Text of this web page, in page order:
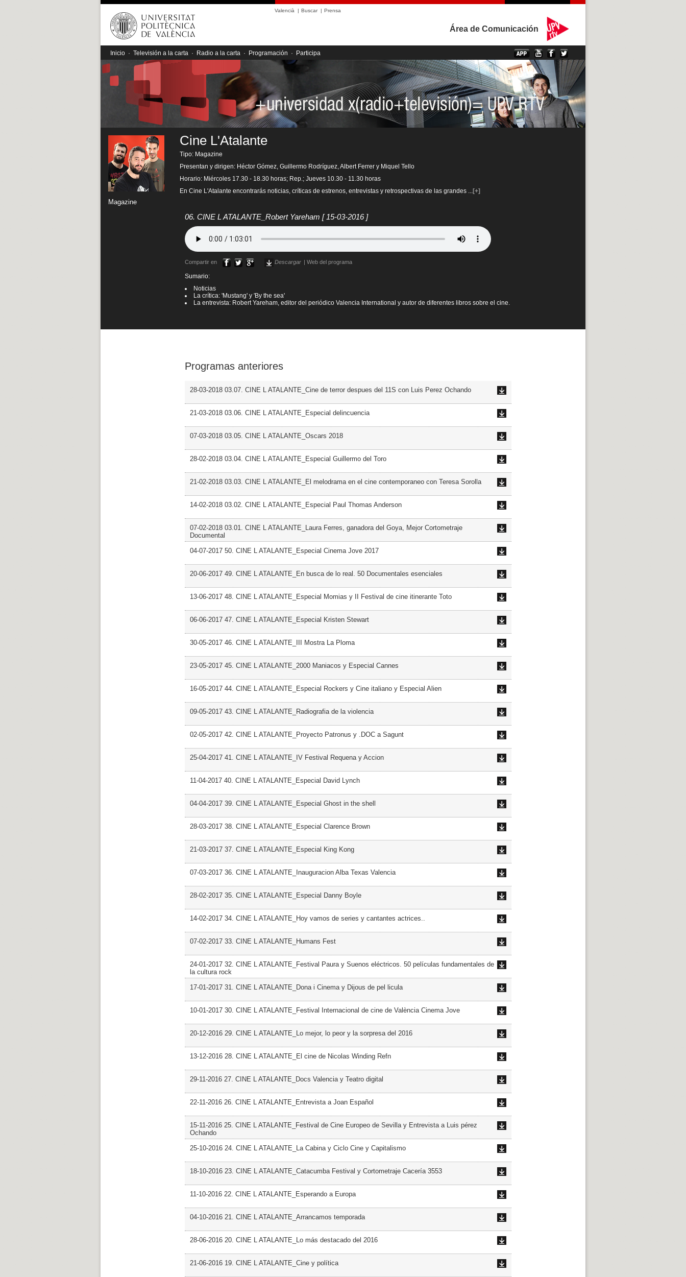
Valencià | Buscar| Prensa
Área de Comunicación
Inicio · Televisión a la carta · Radio a la carta · Programación · Participa
Magazine
Cine L'Atalante
Tipo: Magazine
Presentan y dirigen: Héctor Gómez, Guillermo Rodríguez, Albert Ferrer y Miquel Tello
Horario: Miércoles 17.30 - 18.30 horas; Rep.; Jueves 10.30 - 11.30 horas
En Cine L'Atalante encontrarás noticias, críticas de estrenos, entrevistas y retrospectivas de las grandes ...[+]
06. CINE L ATALANTE_Robert Yareham [ 15-03-2016 ]
Compartir en Descargar Web del programa
Sumario:
Noticias
La crítica: 'Mustang' y 'By the sea'
La entrevista: Robert Yareham, editor del periódico Valencia International y autor de diferentes libros sobre el cine.
Programas anteriores
28-03-2018 03.07. CINE L ATALANTE_Cine de terror despues del 11S con Luis Perez Ochando
21-03-2018 03.06. CINE L ATALANTE_Especial delincuencia
07-03-2018 03.05. CINE L ATALANTE_Oscars 2018
28-02-2018 03.04. CINE L ATALANTE_Especial Guillermo del Toro
21-02-2018 03.03. CINE L ATALANTE_El melodrama en el cine contemporaneo con Teresa Sorolla
14-02-2018 03.02. CINE L ATALANTE_Especial Paul Thomas Anderson
07-02-2018 03.01. CINE L ATALANTE_Laura Ferres, ganadora del Goya, Mejor Cortometraje
Documental
04-07-2017 50. CINE L ATALANTE_Especial Cinema Jove 2017
20-06-2017 49. CINE L ATALANTE_En busca de lo real. 50 Documentales esenciales
13-06-2017 48. CINE L ATALANTE_Especial Momias y II Festival de cine itinerante Toto
06-06-2017 47. CINE L ATALANTE_Especial Kristen Stewart
30-05-2017 46. CINE L ATALANTE_III Mostra La Ploma
23-05-2017 45. CINE L ATALANTE_2000 Maniacos y Especial Cannes
16-05-2017 44. CINE L ATALANTE_Especial Rockers y Cine italiano y Especial Alien
09-05-2017 43. CINE L ATALANTE_Radiografia de la violencia
02-05-2017 42. CINE L ATALANTE_Proyecto Patronus y .DOC a Sagunt
25-04-2017 41. CINE L ATALANTE_IV Festival Requena y Accion
11-04-2017 40. CINE L ATALANTE_Especial David Lynch
04-04-2017 39. CINE L ATALANTE_Especial Ghost in the shell
28-03-2017 38. CINE L ATALANTE_Especial Clarence Brown
21-03-2017 37. CINE L ATALANTE_Especial King Kong
07-03-2017 36. CINE L ATALANTE_Inauguracion Alba Texas Valencia
28-02-2017 35. CINE L ATALANTE_Especial Danny Boyle
14-02-2017 34. CINE L ATALANTE_Hoy vamos de series y cantantes actrices..
07-02-2017 33. CINE L ATALANTE_Humans Fest
24-01-2017 32. CINE L ATALANTE_Festival Paura y Suenos eléctricos. 50 películas fundamentales de
la cultura rock
17-01-2017 31. CINE L ATALANTE_Dona i Cinema y Dijous de pel licula
10-01-2017 30. CINE L ATALANTE_Festival Internacional de cine de València Cinema Jove
20-12-2016 29. CINE L ATALANTE_Lo mejor, lo peor y la sorpresa del 2016
13-12-2016 28. CINE L ATALANTE_El cine de Nicolas Winding Refn
29-11-2016 27. CINE L ATALANTE_Docs Valencia y Teatro digital
22-11-2016 26. CINE L ATALANTE_Entrevista a Joan Español
15-11-2016 25. CINE L ATALANTE_Festival de Cine Europeo de Sevilla y Entrevista a Luis pérez
Ochando
25-10-2016 24. CINE L ATALANTE_La Cabina y Ciclo Cine y Capitalismo
18-10-2016 23. CINE L ATALANTE_Catacumba Festival y Cortometraje Cacería 3553
11-10-2016 22. CINE L ATALANTE_Esperando a Europa
04-10-2016 21. CINE L ATALANTE_Arrancamos temporada
28-06-2016 20. CINE L ATALANTE_Lo más destacado del 2016
21-06-2016 19. CINE L ATALANTE_Cine y política